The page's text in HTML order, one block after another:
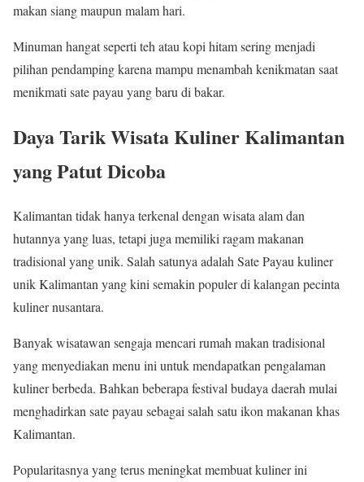
makan siang maupun malam hari.
Minuman hangat seperti teh atau kopi hitam sering menjadi
pilihan pendamping karena mampu menambah kenikmatan saat
menikmati sate payau yang baru di bakar.
Daya Tarik Wisata Kuliner Kalimantan
yang Patut Dicoba
Kalimantan tidak hanya terkenal dengan wisata alam dan
hutannya yang luas, tetapi juga memiliki ragam makanan
tradisional yang unik. Salah satunya adalah Sate Payau kuliner
unik Kalimantan yang kini semakin populer di kalangan pecinta
kuliner nusantara.
Banyak wisatawan sengaja mencari rumah makan tradisional
yang menyediakan menu ini untuk mendapatkan pengalaman
kuliner berbeda. Bahkan beberapa festival budaya daerah mulai
menghadirkan sate payau sebagai salah satu ikon makanan khas
Kalimantan.
Popularitasnya yang terus meningkat membuat kuliner ini